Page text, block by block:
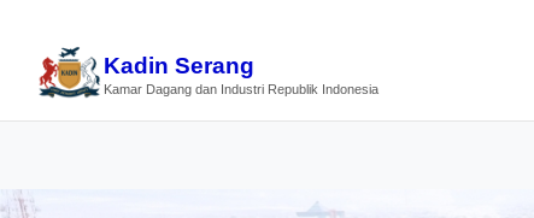
Kadin Serang
Kamar Dagang dan Industri Republik Indonesia